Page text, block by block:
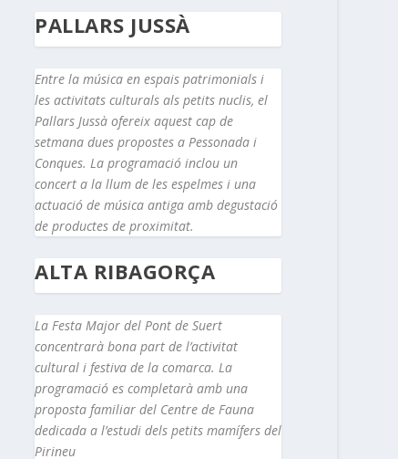
PALLARS JUSSÀ
Entre la música en espais patrimonials i
les activitats culturals als petits nuclis, el
Pallars Jussà ofereix aquest cap de
setmana dues propostes a Pessonada i
Conques. La programació inclou un
concert a la llum de les espelmes i una
actuació de música antiga amb degustació
de productes de proximitat.
ALTA RIBAGORÇA
La Festa Major del Pont de Suert
concentrarà bona part de l’activitat
cultural i festiva de la comarca. La
programació es completarà amb una
proposta familiar del Centre de Fauna
dedicada a l’estudi dels petits mamífers del
Pirineu